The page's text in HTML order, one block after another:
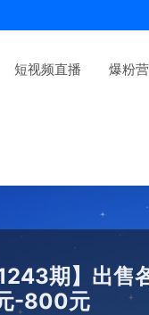
短视频直播 爆粉
期】出售
-800元